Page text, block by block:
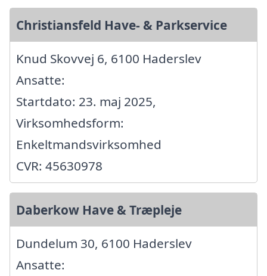
Christiansfeld Have- & Parkservice
Knud Skovvej 6, 6100 Haderslev
Ansatte:
Startdato: 23. maj 2025,
Virksomhedsform:
Enkeltmandsvirksomhed
CVR: 45630978
Daberkow Have & Træpleje
Dundelum 30, 6100 Haderslev
Ansatte: